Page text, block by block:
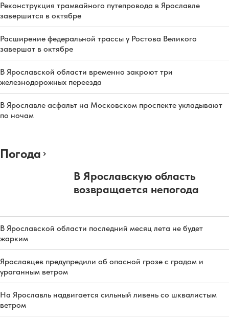
Реконструкция трамвайного путепровода в Ярославле
завершится в октябре
Расширение федеральной трассы у Ростова Великого
завершат в октябре
В Ярославской области временно закроют три
железнодорожных переезда
В Ярославле асфальт на Московском проспекте укладывают
по ночам
Погода
В Ярославскую область
возвращается непогода
В Ярославской области последний месяц лета не будет
жарким
Ярославцев предупредили об опасной грозе с градом и
ураганным ветром
На Ярославль надвигается сильный ливень со шквалистым
ветром